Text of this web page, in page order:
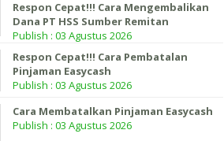
Respon Cepat!!! Cara Mengembalikan
Dana PT HSS Sumber Remitan
Publish : 03 Agustus 2026
Respon Cepat!!! Cara Pembatalan
Pinjaman Easycash
Publish : 03 Agustus 2026
Cara Membatalkan Pinjaman Easycash
Publish : 03 Agustus 2026